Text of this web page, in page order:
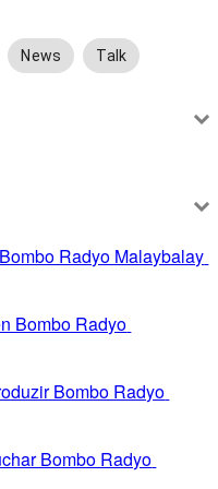
News Talk
Radyo Malaybalay
Bombo Radyo
Bombo Radyo
Bombo Radyo